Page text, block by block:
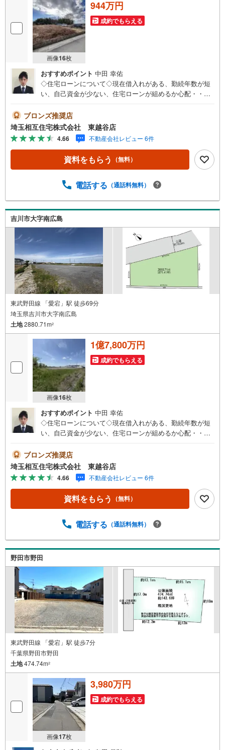
画像16枚
944万円
成約でもらえる
おすすめポイント 中田 幸佑
◇住宅ローンについて◇現在借入れがある、勤続年数が短
い、自己資金が少ない、住宅ローンが組めるか心配・・・
ーおります！お気軽にご相談下さい。◇買取保証付き売却
システム◇お住み替えでご自宅が売れない、不動産早期現
金化をしたい、他社に販売活動を依頼しているが売れな
い・・・そう思われている方。一定期間で成約に至らなか
った場合、予め設定させていただいた金額で当社が買取致
します。越谷の戸建、土地、マンション買取は弊社まで！
いただき、ご契約になりますと素敵な特典を差し上げま
イクロン掃除機等をプレゼント♪（特典は当社一定基準を
設けております。詳しくはお問合せ下さい）◇お子様がい
るお客様でも安心◇キッズスペース完備。チャイルドシー
トも完備しているので、必要の際はお声掛け下さい。
ブロンズ推奨店
埼玉相互住宅株式会社 東越谷店
4.66 不動産会社レビュー 6件
資料をもらう （無料）
電話する （通話料無料）
吉川市大字南広島
東武野田線 「愛宕」駅 徒歩69分
埼玉県吉川市大字南広島
土地2880.71m2
画像16枚
1億7,800万円
成約でもらえる
おすすめポイント 中田 幸佑
◇住宅ローンについて◇現在借入れがある、勤続年数が短
い、自己資金が少ない、住宅ローンが組めるか心配・・・
ーおります！お気軽にご相談下さい。◇買取保証付き売却
システム◇お住み替えでご自宅が売れない、不動産早期現
金化をしたい、他社に販売活動を依頼しているが売れな
い・・・そう思われている方。一定期間で成約に至らなか
った場合、予め設定させていただいた金額で当社が買取致
します。越谷の戸建、土地、マンション買取は弊社まで！
いただき、ご契約になりますと素敵な特典を差し上げま
イクロン掃除機等をプレゼント♪（特典は当社一定基準を
設けております。詳しくはお問合せ下さい）◇お子様がい
るお客様でも安心◇キッズスペース完備。チャイルドシー
ブロンズ推奨店
埼玉相互住宅株式会社 東越谷店
4.66 不動産会社レビュー 6件
資料をもらう （無料）
電話する （通話料無料）
野田市野田
東武野田線 「愛宕」駅 徒歩7分
千葉県野田市野田
土地474.74m2
画像17枚
3,980万円
成約でもらえる